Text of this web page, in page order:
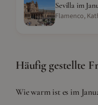
Sevilla im
Häufig gestellte
Wie warm ist es im